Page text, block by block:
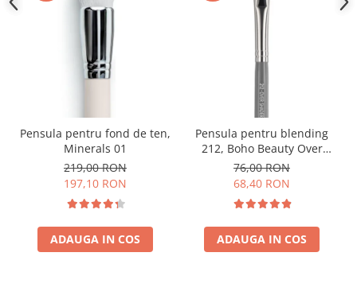
Pensula pentru fond de ten,
Minerals 01
219,00 RON
197,10 RON
ADAUGA IN COS
Pensula pentru blending
212, Boho Beauty Over
Shader
76,00 RON
68,40 RON
ADAUGA IN COS